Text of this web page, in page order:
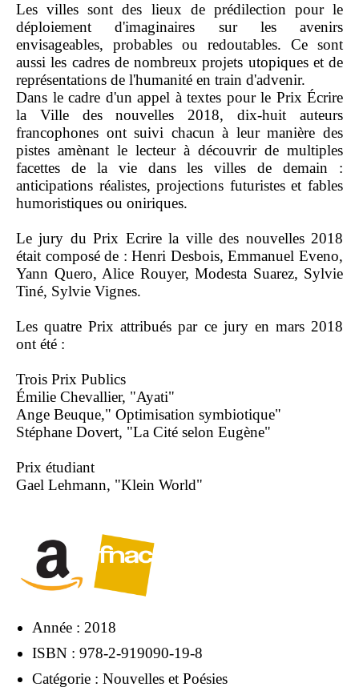
Les villes sont des lieux de prédilection pour le
déploiement d'imaginaires sur les avenirs
envisageables, probables ou redoutables. Ce sont
aussi les cadres de nombreux projets utopiques et de
représentations de l'humanité en train d'advenir.
Dans le cadre d'un appel à textes pour le Prix Écrire
la Ville des nouvelles 2018, dix-huit auteurs
francophones ont suivi chacun à leur manière des
pistes amènant le lecteur à découvrir de multiples
facettes de la vie dans les villes de demain :
anticipations réalistes, projections futuristes et fables
humoristiques ou oniriques.
Le jury du Prix Ecrire la ville des nouvelles 2018
était composé de : Henri Desbois, Emmanuel Eveno,
Yann Quero, Alice Rouyer, Modesta Suarez, Sylvie
Tiné, Sylvie Vignes.
Les quatre Prix attribués par ce jury en mars 2018
ont été :
Trois Prix Publics
Émilie Chevallier, "Ayati"
Ange Beuque," Optimisation symbiotique"
Stéphane Dovert, "La Cité selon Eugène"
Prix étudiant
Gael Lehmann, "Klein World"
Année : 2018
ISBN : 978-2-919090-19-8
Catégorie : Nouvelles et Poésies